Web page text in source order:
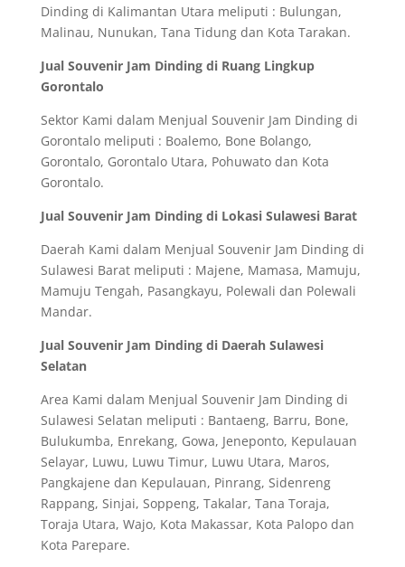
Dinding di Kalimantan Utara meliputi : Bulungan,
Malinau, Nunukan, Tana Tidung dan Kota Tarakan.
Jual Souvenir Jam Dinding di Ruang Lingkup
Gorontalo
Sektor Kami dalam Menjual Souvenir Jam Dinding di
Gorontalo meliputi : Boalemo, Bone Bolango,
Gorontalo, Gorontalo Utara, Pohuwato dan Kota
Gorontalo.
Jual Souvenir Jam Dinding di Lokasi Sulawesi Barat
Daerah Kami dalam Menjual Souvenir Jam Dinding di
Sulawesi Barat meliputi : Majene, Mamasa, Mamuju,
Mamuju Tengah, Pasangkayu, Polewali dan Polewali
Mandar.
Jual Souvenir Jam Dinding di Daerah Sulawesi
Selatan
Area Kami dalam Menjual Souvenir Jam Dinding di
Sulawesi Selatan meliputi : Bantaeng, Barru, Bone,
Bulukumba, Enrekang, Gowa, Jeneponto, Kepulauan
Selayar, Luwu, Luwu Timur, Luwu Utara, Maros,
Pangkajene dan Kepulauan, Pinrang, Sidenreng
Rappang, Sinjai, Soppeng, Takalar, Tana Toraja,
Toraja Utara, Wajo, Kota Makassar, Kota Palopo dan
Kota Parepare.